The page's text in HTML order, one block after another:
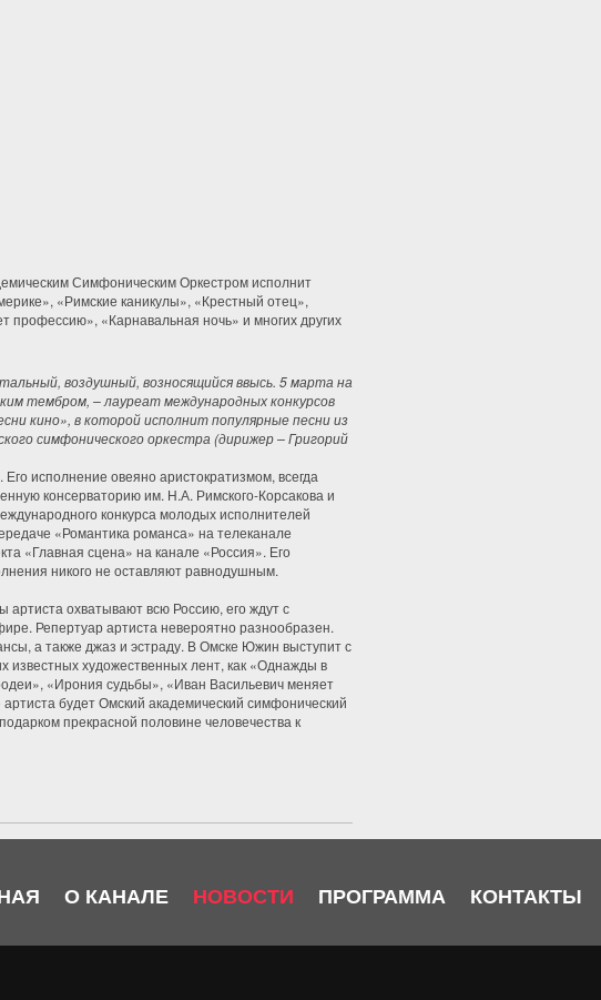
Симфоническим Оркестром исполнит
«Римские каникулы», «Крестный отец»,
«Карнавальная ночь» и многих других
воздушный, возносящийся ввысь. 5 марта на
тембром, – лауреат международных конкурсов
кино», в которой исполнит популярные песни из
симфонического оркестра (дирижер – Григорий
исполнение овеяно аристократизмом, всегда
консерваторию им. Н.А. Римского-Корсакова и
конкурса молодых исполнителей
«Романтика романса» на телеканале
«Главная сцена» на канале «Россия». Его
никого не оставляют равнодушным.
артиста охватывают всю Россию, его ждут с
Репертуар артиста невероятно разнообразен.
а также джаз и эстраду. В Омске Южин выступит с
известных художественных лент, как «Однажды в
«Ирония судьбы», «Иван Васильевич меняет
будет Омский академический симфонический
прекрасной половине человечества к
О КАНАЛЕ НОВОСТИ ПРОГРАММА КОНТАКТЫ